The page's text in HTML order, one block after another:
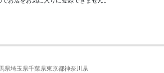
県埼玉県千葉県東京都神奈川県